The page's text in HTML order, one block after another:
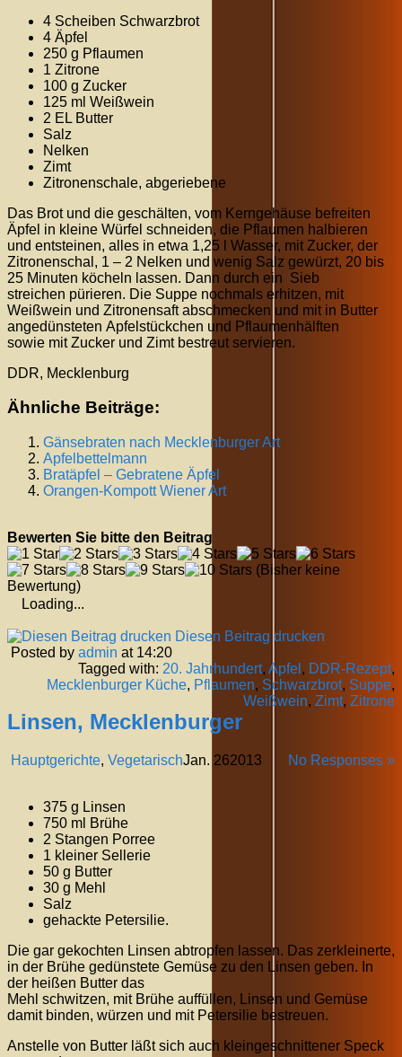
4 Scheiben Schwarzbrot
4 Äpfel
250 g Pflaumen
1 Zitrone
100 g Zucker
125 ml Weißwein
2 EL Butter
Salz
Nelken
Zimt
Zitronenschale, abgeriebene
Das Brot und die geschälten, vom Kerngehäuse befreiten
Äpfel in kleine Würfel schneiden, die Pflaumen halbieren
und entsteinen, alles in etwa 1,25 l Wasser, mit Zucker, der
Zitronenschal, 1 – 2 Nelken und wenig Salz gewürzt, 20 bis
25 Minuten köcheln lassen. Dann durch ein Sieb
streichen pürieren. Die Suppe nochmals erhitzen, mit
Weißwein und Zitronensaft abschmecken und mit in Butter
angedünsteten Apfelstückchen und Pflaumenhälften
sowie mit Zucker und Zimt bestreut servieren.
DDR, Mecklenburg
Ähnliche Beiträge:
Gänsebraten nach Mecklenburger Art
Apfelbettelmann
Bratäpfel – Gebratene Äpfel
Orangen-Kompott Wiener Art
Bewerten Sie bitte den Beitrag
(Bisher keine
Bewertung)
Loading...
Diesen Beitrag drucken
Posted by admin at 14:20
Tagged with: 20. Jahrhundert, Apfel , DDR-Rezept,
Mecklenburger Küche, Pflaumen, Schwarzbrot, Suppe,
Weißwein, Zimt, Zitrone
Linsen, Mecklenburger
Hauptgerichte, Vegetarisch No Responses »
Jan. 262013
375 g Linsen
750 ml Brühe
2 Stangen Porree
1 kleiner Sellerie
50 g Butter
30 g Mehl
Salz
gehackte Petersilie.
Die gar gekochten Linsen abtropfen lassen. Das zerkleinerte,
in der Brühe gedünstete Gemüse zu den Linsen geben. In
der heißen Butter das
Mehl schwitzen, mit Brühe auffüllen, Linsen und Gemüse
damit binden, würzen und mit Petersilie bestreuen.
Anstelle von Butter läßt sich auch kleingeschnittener Speck